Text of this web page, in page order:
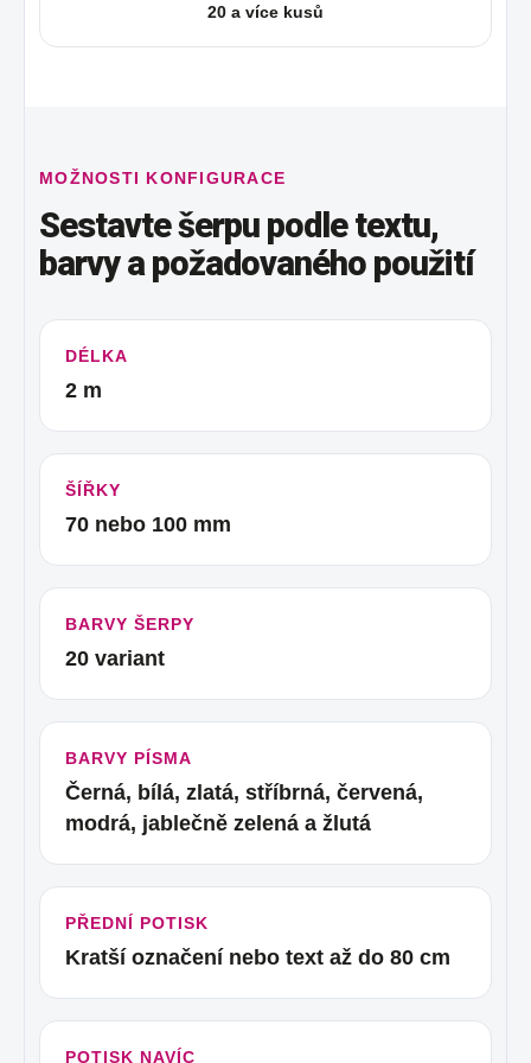
20 a více kusů
MOŽNOSTI KONFIGURACE
Sestavte šerpu podle textu,
barvy a požadovaného použití
DÉLKA
2 m
ŠÍŘKY
70 nebo 100 mm
BARVY ŠERPY
20 variant
BARVY PÍSMA
Černá, bílá, zlatá, stříbrná, červená,
modrá, jablečně zelená a žlutá
PŘEDNÍ POTISK
Kratší označení nebo text až do 80 cm
POTISK NAVÍC